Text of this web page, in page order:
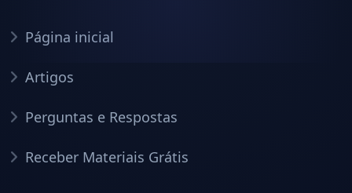
Página inicial
Artigos
Perguntas e Respostas
Receber Materiais Grátis